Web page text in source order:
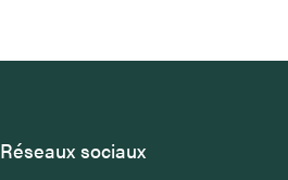
Réseaux sociaux